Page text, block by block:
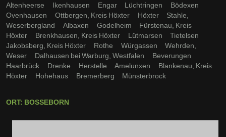
Altenheerse
Ikenhausen Engar Lüchtringen
Bödexen
Ovenhausen
Ottbergen, Kreis Höxter Höxter
Stahle,
Weserbergland
Albaxen Godelheim
Fürstenau, Kreis
Höxter
Brenkhausen, Kreis Höxter Lütmarsen
Tietelsen
Jakobsberg, Kreis Höxter
Rothe Würgassen
Wehrden,
Weser
Dalhausen bei Warburg, Westfalen
Beverungen
Haarbrück
Drenke Herstelle Amelunxen
Blankenau, Kreis
Höxter
Hohehaus Bremerberg Münsterbrock
ORT: BOSSEBORN